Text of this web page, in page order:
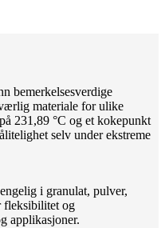
bemerkelsesverdige
materiale for ulike
231,89 °C og et kokepunkt
selv under ekstreme
i granulat, pulver,
fleksibilitet og
applikasjoner.